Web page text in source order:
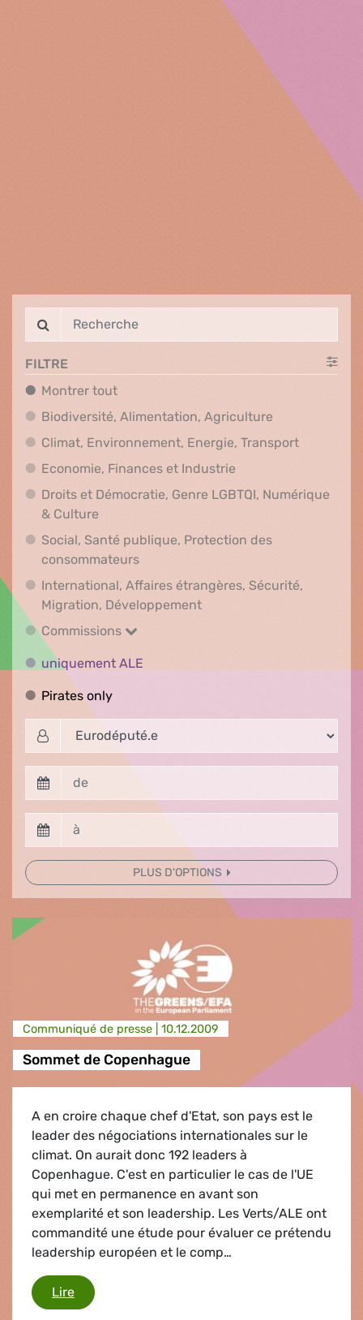
FILTRE
Montrer toutMontrer tout
Biodiversité, Alimentation, Agriculture
Climat, Environnement, Energie, TransportClimat,
Economie, Finances et Industrie
Droits et Démocratie, Genre LGBTQI, Numérique
& CultureDroits et Démocratie, Genre LGBTQI,
Social, Santé publique, Protection des
consommateursSocial, Santé publique, Protection
International, Affaires étrangères, Sécurité,
Migration, DéveloppementInternational, Affaires
Commissions
Commissions
uniquement ALE
Pirates onlyPirates only
PLUS D'OPTIONS
Communiqué de presse | 10.12.2009
Sommet de Copenhague
A en croire chaque chef d'Etat, son pays est le
leader des négociations internationales sur le
climat. On aurait donc 192 leaders à
Copenhague. C'est en particulier le cas de l'UE
qui met en permanence en avant son
exemplarité et son leadership. Les Verts/ALE ont
commandité une étude pour évaluer ce prétendu
leadership européen et le comp…
LireSommet de Copenhague